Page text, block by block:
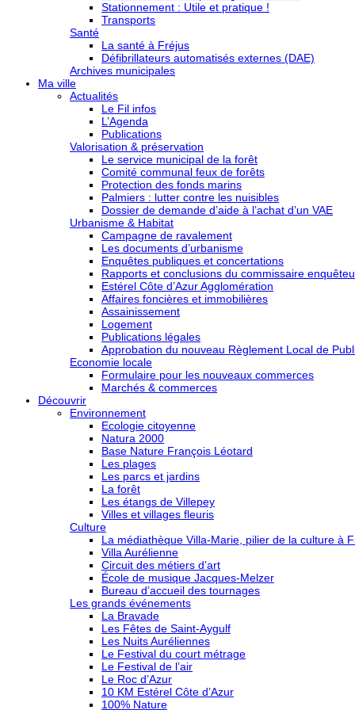
Stationnement : Utile et pratique !
Transports
Santé
La santé à Fréjus
Défibrillateurs automatisés externes (DAE)
Archives municipales
Ma ville
Actualités
Le Fil infos
L’Agenda
Publications
Valorisation & préservation
Le service municipal de la forêt
Comité communal feux de forêts
Protection des fonds marins
Palmiers : lutter contre les nuisibles
Dossier de demande d’aide à l’achat d’un VAE
Urbanisme & Habitat
Campagne de ravalement
Les documents d’urbanisme
Enquêtes publiques et concertations
Rapports et conclusions du commissaire
Estérel Côte d’Azur Agglomération
Affaires foncières et immobilières
Assainissement
Logement
Publications légales
Approbation du nouveau Règlement Local de
Economie locale
Formulaire pour les nouveaux commerces
Marchés & commerces
Découvrir
Environnement
Ecologie citoyenne
Natura 2000
Base Nature François Léotard
Les plages
Les parcs et jardins
La forêt
Les étangs de Villepey
Villes et villages fleuris
Culture
La médiathèque Villa-Marie, pilier de la culture à
Villa Aurélienne
Circuit des métiers d’art
École de musique Jacques-Melzer
Bureau d’accueil des tournages
Les grands événements
La Bravade
Les Fêtes de Saint-Aygulf
Les Nuits Auréliennes
Le Festival du court métrage
Le Festival de l’air
Le Roc d’Azur
10 KM Estérel Côte d’Azur
100% Nature